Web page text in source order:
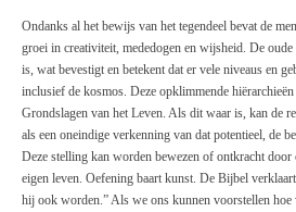
Ondanks al het bewijs van het tegendeel bevat de
groei in creativiteit, mededogen en wijsheid. De
is, wat bevestigt en betekent dat er vele niveaus en
inclusief de kosmos. Deze opklimmende
Grondslagen van het Leven. Als dit waar is, kan de
als een oneindige verkenning van dat potentieel, de
Deze stelling kan worden bewezen of ontkracht door
eigen leven. Oefening baart kunst. De Bijbel
hij ook worden.” Als we ons kunnen voorstellen